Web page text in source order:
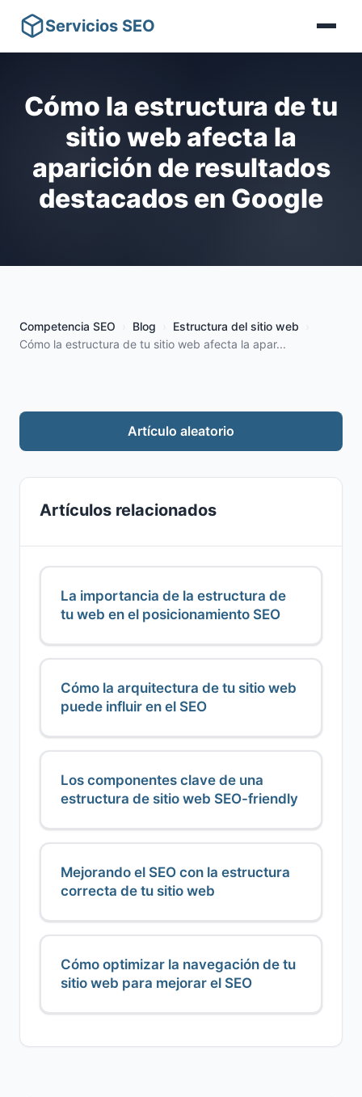
Servicios SEO
Cómo la estructura de tu
sitio web afecta la
aparición de resultados
destacados en Google
Competencia SEO Blog
Estructura del sitio web
Cómo la estructura de tu sitio web afecta la apar...
Artículo aleatorio
Artículos relacionados
La importancia de la estructura de
tu web en el posicionamiento SEO
Cómo la arquitectura de tu sitio web
puede influir en el SEO
Los componentes clave de una
estructura de sitio web SEO-friendly
Mejorando el SEO con la estructura
correcta de tu sitio web
Cómo optimizar la navegación de tu
sitio web para mejorar el SEO